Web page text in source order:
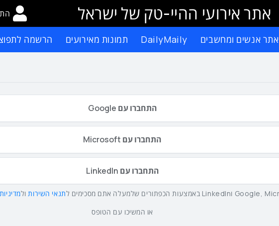
אתר אירועי ההיי-טק של ישראל
אתר אנשים ומחשבים DailyMaily תמונות מאירועים הרשמה
התחברו עם Google
התחברו עם Microsoft
התחברו עם LinkedIn
תנאי השירותול
או המשיכו עם הטופס